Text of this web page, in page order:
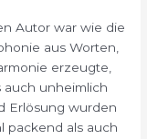
Autor war wie die
aus Worten,
erzeugte,
auch unheimlich
Erlösung wurden
packend als auch